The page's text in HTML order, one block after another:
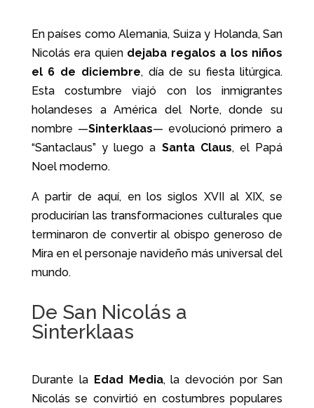
En países como Alemania, Suiza y Holanda, San
Nicolás era quien dejaba regalos a los niños
el 6 de diciembre, día de su fiesta litúrgica.
Esta costumbre viajó con los inmigrantes
holandeses a América del Norte, donde su
nombre —Sinterklaas— evolucionó primero a
“Santaclaus” y luego a Santa Claus, el Papá
Noel moderno.
A partir de aquí, en los siglos XVII al XIX, se
producirían las transformaciones culturales que
terminaron de convertir al obispo generoso de
Mira en el personaje navideño más universal del
mundo.
De San Nicolás a
Sinterklaas
Durante la Edad Media, la devoción por San
Nicolás se convirtió en costumbres populares